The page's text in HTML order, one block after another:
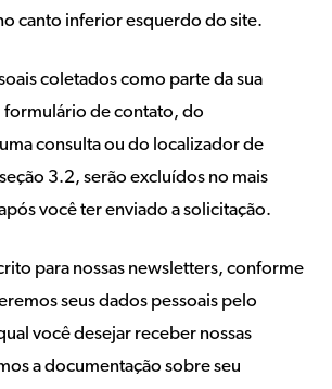
canto inferior esquerdo do site.
coletados como parte da sua
formulário de contato, do
consulta ou do localizador de
3.2, serão excluídos no mais
você ter enviado a solicitação.
para nossas newsletters, conforme
seus dados pessoais pelo
você desejar receber nossas
a documentação sobre seu